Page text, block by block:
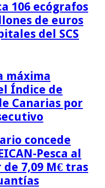
106 ecógrafos
de euros
del SCS
máxima
Índice de
Canarias por
concede
Pesca al
7,09 M€ tras